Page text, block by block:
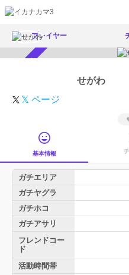
プレイヤー
せがわ
𝕏 ページ
基本情報
ガチエリア
ガチヤグラ
ガチホコ
ガチアサリ
フレンドコー
ド
活動時間帯